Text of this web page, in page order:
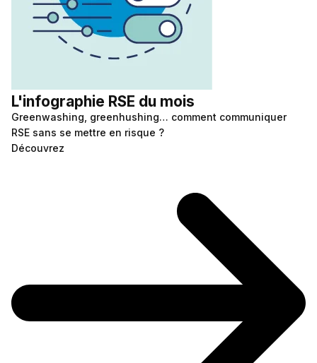
L'infographie RSE du mois
Greenwashing, greenhushing… comment communiquer
RSE sans se mettre en risque ?
Découvrez